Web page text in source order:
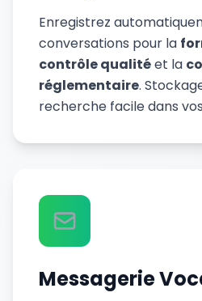
Enregistrez
conversations pour la
contrôle qualitéet la
réglementaire.
recherche facile dans
Messagerie